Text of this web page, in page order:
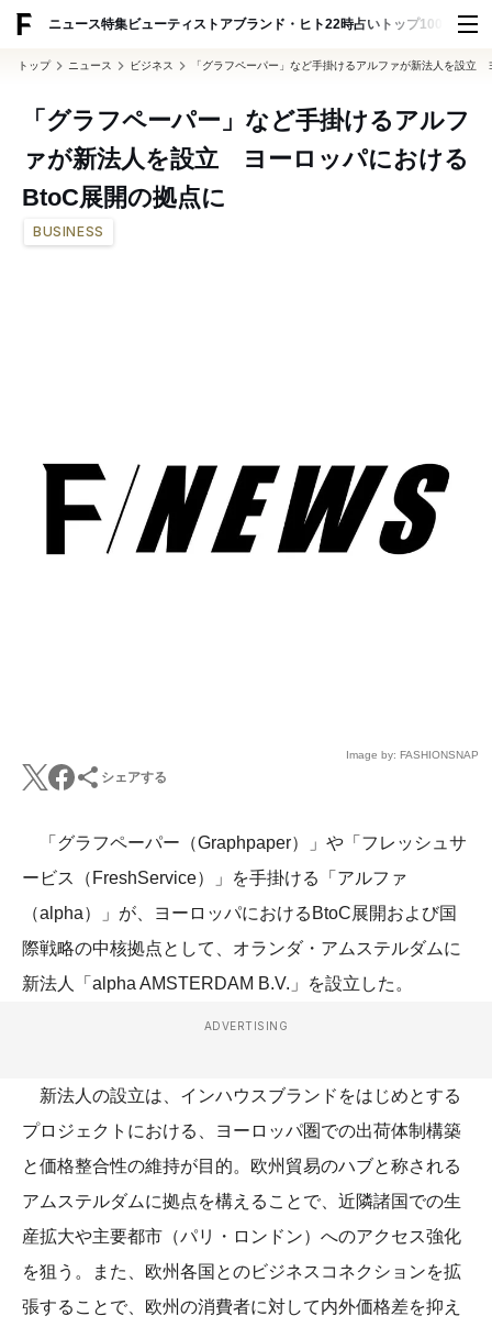
ニュース特集ビューティ ストアブランド・ヒト22時占い トップ100 スナッ
トップ ニュース ビジネス 「グラフペーパー」など手掛けるアルファが新法人を設立
「グラフペーパー」など手掛けるアルフ
ァが新法人を設立 ヨーロッパにおける
BtoC展開の拠点に
BUSINESS
Image by: FASHIONSNAP
シェアする
「グラフペーパー（Graphpaper）」や「フレッシュサ
ービス（FreshService）」を手掛ける「アルファ
（alpha）」が、ヨーロッパにおけるBtoC展開および国
際戦略の中核拠点として、オランダ・アムステルダムに
新法人「alpha AMSTERDAM B.V.」を設立した。
ADVERTISING
新法人の設立は、インハウスブランドをはじめとする
プロジェクトにおける、ヨーロッパ圏での出荷体制構築
と価格整合性の維持が目的。欧州貿易のハブと称される
アムステルダムに拠点を構えることで、近隣諸国での生
産拡大や主要都市（パリ・ロンドン）へのアクセス強化
を狙う。また、欧州各国とのビジネスコネクションを拡
張することで、欧州の消費者に対して内外価格差を抑え